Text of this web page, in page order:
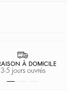
À DOMICILE
3-5 jours ouvrés